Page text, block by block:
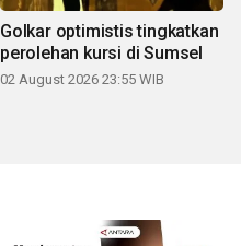
Golkar optimistis tingkatkan
perolehan kursi di Sumsel
02 August 2026 23:55 WIB